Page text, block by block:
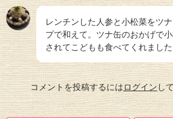
レンチンした人参と小松菜をツ
プで和えて。ツナ缶のおかげで
されてこどもも食べてくれまし
コメントを投稿するにはログイン し